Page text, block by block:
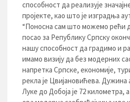
способност да реализује
пројекте, као што је изградња
“Поносна сам што можемо рећи
посао за Републику Српску
нашу способност да градимо и
имамо визију да без модерних
напретка Српске, економије,
рекла је Цвијановићева.
Луке до Добоја је 72 километра,